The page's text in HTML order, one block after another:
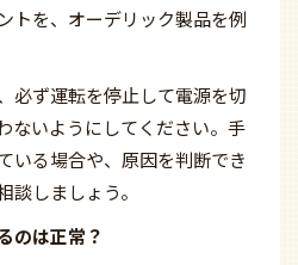
トを、オーデリック製品を例
必ず運転を停止して電源を切
ないようにしてください。手
いる場合や、原因を判断でき
談しましょう。
のは正常？